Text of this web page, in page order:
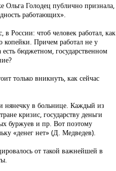
Голодец публично признала,
работающих».
в России: чтоб человек работал, как
копейки. Причем работал не у
бюджетном, государственном
только вникнуть, как сейчас
нянечку в больнице. Каждый из
кризис, государству деньги
буржуев и пр. Вот поэтому
«денег нет» (Д. Медведев).
от такой важнейшей в